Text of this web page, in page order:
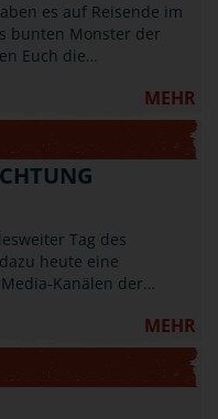
es auf Reisende im
bunten Monster der
Euch die…
MEHR
Tag des
heute eine
Kanälen der…
MEHR